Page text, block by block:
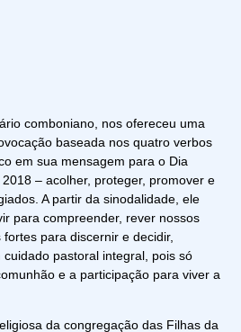
comboniano, nos ofereceu uma
baseada nos quatro verbos
em sua mensagem para o Dia
– acolher, proteger, promover e
A partir da sinodalidade, ele
para compreender, rever nossos
para discernir e decidir,
pastoral integral, pois só
e a participação para viver a
da congregação das Filhas da